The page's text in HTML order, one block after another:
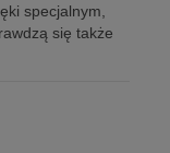
specjalnym,
się także